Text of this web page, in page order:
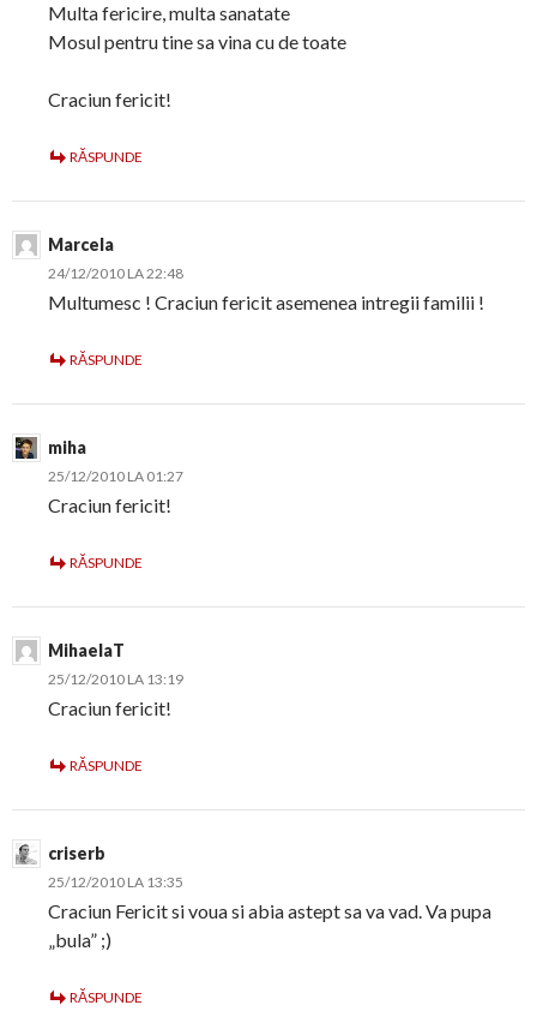
Multa fericire, multa sanatate
Mosul pentru tine sa vina cu de toate
Craciun fericit!
RĂSPUNDE
Marcela
24/12/2010 LA 22:48
Multumesc ! Craciun fericit asemenea intregii familii !
RĂSPUNDE
miha
25/12/2010 LA 01:27
Craciun fericit!
RĂSPUNDE
MihaelaT
25/12/2010 LA 13:19
Craciun fericit!
RĂSPUNDE
criserb
25/12/2010 LA 13:35
Craciun Fericit si voua si abia astept sa va vad. Va pupa
„bula” ;)
RĂSPUNDE